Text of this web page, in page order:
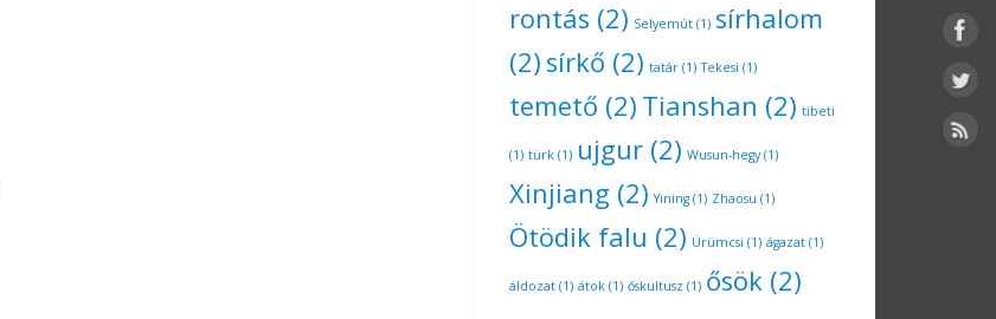
rontás (2) Selyemút (1) sírhalom
(2) sírkő (2) tatár (1) Tekesi (1)
temető (2) Tianshan (2) tibeti
(1) türk (1) ujgur (2) Wusun-hegy(1)
Xinjiang (2) Yining (1) Zhaosu (1)
Ötödik falu (2) Ürümcsi (1) ágazat (1)
áldozat (1) átok (1) őskultusz (1) ősök (2)